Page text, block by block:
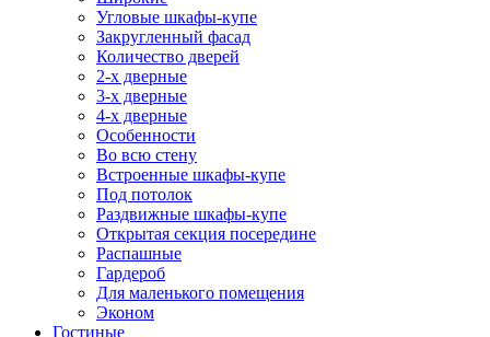
Угловые шкафы-купе
Закругленный фасад
Количество дверей
2-х дверные
3-х дверные
4-х дверные
Особенности
Во всю стену
Встроенные шкафы-купе
Под потолок
Раздвижные шкафы-купе
Открытая секция посередине
Распашные
Гардероб
Для маленького помещения
Эконом
Гостиные